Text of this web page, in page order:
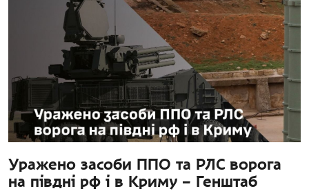
Уражено засоби ППО та РЛС ворога
на півдні рф і в Криму – Генштаб